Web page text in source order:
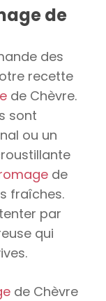
de
des
recette
de Chèvre.
sont
ou un
de
fraîches.
par
qui
de Chèvre